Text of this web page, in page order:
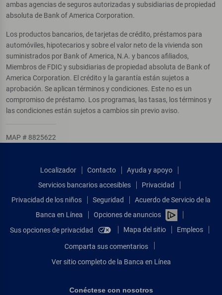
ambas agencias de seguros autorizadas y subsidiarias de propiedad
absoluta de Bank of America Corporation.
Los productos bancarios, de tarjetas de crédito, préstamos para
automóviles, hipotecarios y sobre el valor neto de la vivienda son
suministrados por Bank of America, N.A. y bancos afiliados,
Miembros de FDIC y subsidiarias de propiedad absoluta de Bank of
America Corporation. El crédito y la garantía están sujetos a
aprobación. Se aplican términos y condiciones. Este no es un
compromiso de préstamo. Los programas, las tasas, los términos y
las condiciones están sujetos a cambios sin previo aviso.
MAP # 8825622
Localizador Contacto
Ayuda y apoyo
Servicios bancarios accesibles
Privacidad
Privacidad de los niños
Seguridad
Acuerdo de Servicio de la
Banca en Línea
Opciones de anuncios
Sus opciones de privacidad
Mapa del sitio Empleos
Comparta sus comentarios
Ver sitio completo de la Banca en Línea
Conéctese con nosotros